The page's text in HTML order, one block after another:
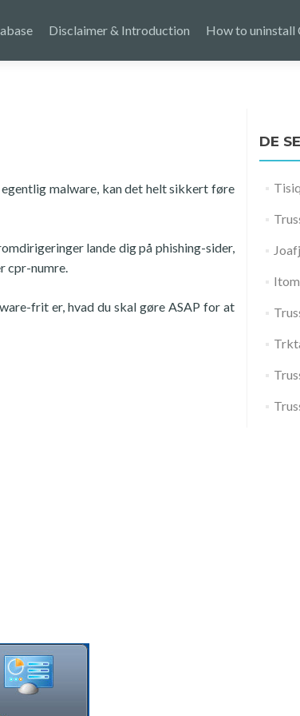
Disclaimer & Introduction How to uninstall
malware, kan det helt sikkert føre
lande dig på phishing-sider,
cpr-numre.
frit er, hvad du skal gøre ASAP for at
DE